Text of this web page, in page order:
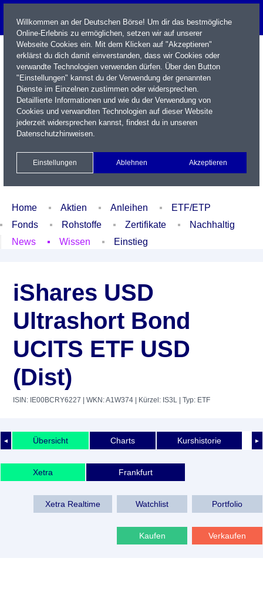
Name / WKN / ISIN / Kürzel
Xetra Realtime
Watchlist Portfolio Login
Home Aktien Anleihen
ETF/ETP
Fonds
Rohstoffe Zertifikate
Nachhaltig
News
Wissen Einstieg
iShares USD
Ultrashort Bond
UCITS ETF USD
(Dist)
ISIN: IE00BCRY6227 | WKN: A1W374 | Kürzel: IS3L | Typ: ETF
◄ ►
Übersicht Charts Kurshistorie
Xetra Frankfurt
Xetra Realtime Watchlist Portfolio
Kaufen Verkaufen
Willkommen an der Deutschen Börse! Um dir das bestmögliche
Online-Erlebnis zu ermöglichen, setzen wir auf unserer
Webseite Cookies ein. Mit dem Klicken auf "Akzeptieren"
erklärst du dich damit einverstanden, dass wir Cookies oder
verwandte Technologien verwenden dürfen. Über den Button
"Einstellungen" kannst du der Verwendung der genannten
Dienste im Einzelnen zustimmen oder widersprechen.
Detaillierte Informationen und wie du der Verwendung von
Cookies und verwandten Technologien auf dieser Website
jederzeit widersprechen kannst, findest du in unseren
Datenschutzhinweisen.
Einstellungen Ablehnen Akzeptieren